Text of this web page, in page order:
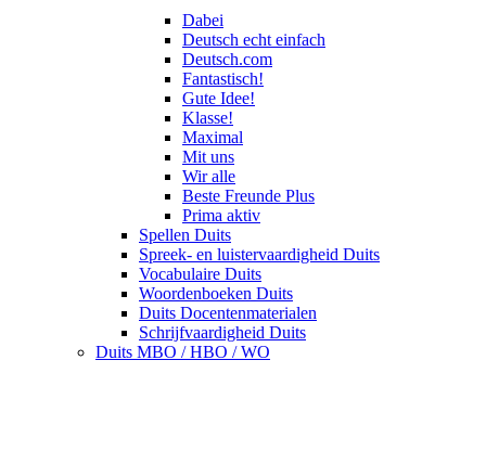
Dabei
Deutsch echt einfach
Deutsch.com
Fantastisch!
Gute Idee!
Klasse!
Maximal
Mit uns
Wir alle
Beste Freunde Plus
Prima aktiv
Spellen Duits
Spreek- en luistervaardigheid Duits
Vocabulaire Duits
Woordenboeken Duits
Duits Docentenmaterialen
Schrijfvaardigheid Duits
Duits MBO / HBO / WO